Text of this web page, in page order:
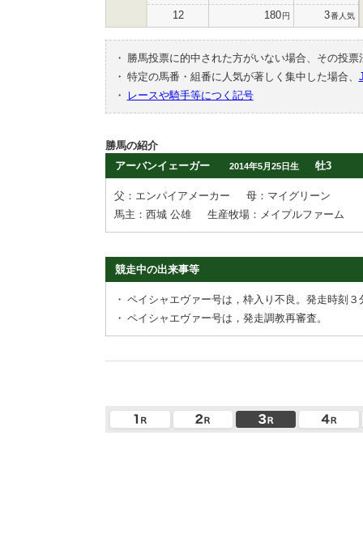
12 180円 3番人気
・
勝馬投票に的中された方がいない場合、その投
・ 特定の馬番・組番に人気が著しく集中した場合、
・
レースや騎手等につく記号
勝馬の紹介
アーバンイェーガー
2014年5月25日生 牡3
父：エンパイアメーカー
母：マイグリーン
馬主：西城 公雄
生産牧場：メイプルファーム
競走中の出来事等
・ ペイシャエヴァー号は，枠入り不良。発走時刻３
・ ペイシャエヴァー号は，発走調教再審査。